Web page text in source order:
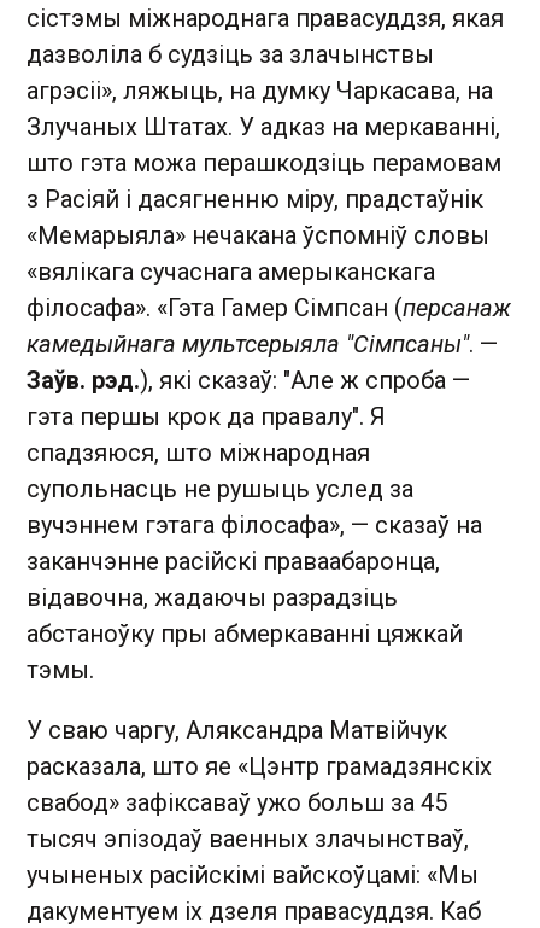
сістэмы міжнароднага правасуддзя, якая
дазволіла б судзіць за злачынствы
агрэсіі», ляжыць, на думку Чаркасава, на
Злучаных Штатах. У адказ на меркаванні,
што гэта можа перашкодзіць перамовам
з Расіяй і дасягненню міру, прадстаўнік
«Мемарыяла» нечакана ўспомніў словы
«вялікага сучаснага амерыканскага
філосафа». «Гэта Гамер Сімпсан (персанаж
камедыйнага мультсерыяла "Сімпсаны". —
Заўв. рэд.), які сказаў: "Але ж спроба —
гэта першы крок да правалу". Я
спадзяюся, што міжнародная
супольнасць не рушыць услед за
вучэннем гэтага філосафа», — сказаў на
заканчэнне расійскі праваабаронца,
відавочна, жадаючы разрадзіць
абстаноўку пры абмеркаванні цяжкай
тэмы.
У сваю чаргу, Аляксандра Матвійчук
расказала, што яе «Цэнтр грамадзянскіх
свабод» зафіксаваў ужо больш за 45
тысяч эпізодаў ваенных злачынстваў,
учыненых расійскімі вайскоўцамі: «Мы
дакументуем іх дзеля правасуддзя. Каб